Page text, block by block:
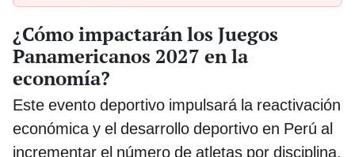
¿Cómo impactarán los Juegos
Panamericanos 2027 en la
economía?
Este evento deportivo impulsará la reactivación
económica y el desarrollo deportivo en Perú al
incrementar el número de atletas por disciplina.